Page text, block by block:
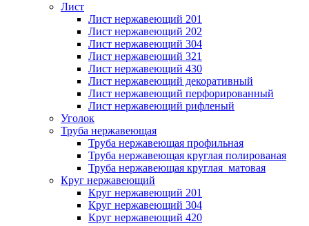
Лист
Лист нержавеющий 201
Лист нержавеющий 202
Лист нержавеющий 304
Лист нержавеющий 321
Лист нержавеющий 430
Лист нержавеющий декоративный
Лист нержавеющий перфорированный
Лист нержавеющий рифленый
Уголок
Труба нержавеющая
Труба нержавеющая профильная
Труба нержавеющая круглая полированая
Труба нержавеющая круглая матовая
Круг нержавеющий
Круг нержавеющий 201
Круг нержавеющий 304
Круг нержавеющий 420